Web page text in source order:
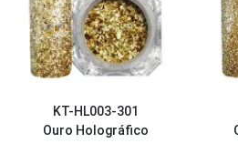
KT-HL003-301
Ouro Holográfico